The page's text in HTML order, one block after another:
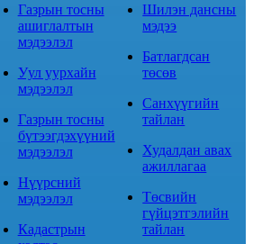
Газрын тосны
ашиглалтын
мэдээлэл
Уул уурхайн
мэдээлэл
Газрын тосны
бүтээгдэхүүний
мэдээлэл
Нүүрсний
мэдээлэл
Кадастрын
Шилэн дансны
мэдээ
Батлагдсан
төсөв
Санхүүгийн
тайлан
Худалдан авах
ажиллагаа
Төсвийн
гүйцэтгэлийн
тайлан